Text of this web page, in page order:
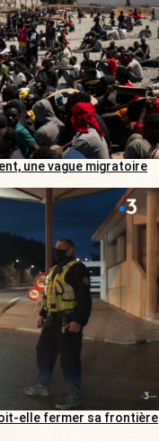
une vague migratoire
elle fermer sa frontière